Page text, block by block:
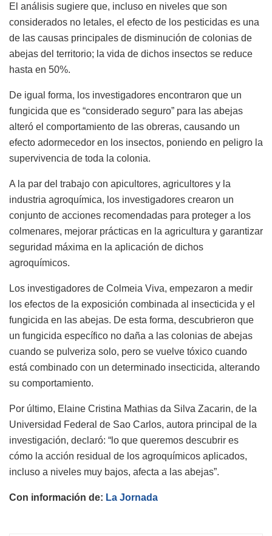
El análisis sugiere que, incluso en niveles que son
considerados no letales, el efecto de los pesticidas es una
de las causas principales de disminución de colonias de
abejas del territorio; la vida de dichos insectos se reduce
hasta en 50%.
De igual forma, los investigadores encontraron que un
fungicida que es “considerado seguro” para las abejas
alteró el comportamiento de las obreras, causando un
efecto adormecedor en los insectos, poniendo en peligro la
supervivencia de toda la colonia.
A la par del trabajo con apicultores, agricultores y la
industria agroquímica, los investigadores crearon un
conjunto de acciones recomendadas para proteger a los
colmenares, mejorar prácticas en la agricultura y garantizar
seguridad máxima en la aplicación de dichos
agroquímicos.
Los investigadores de Colmeia Viva, empezaron a medir
los efectos de la exposición combinada al insecticida y el
fungicida en las abejas. De esta forma, descubrieron que
un fungicida específico no daña a las colonias de abejas
cuando se pulveriza solo, pero se vuelve tóxico cuando
está combinado con un determinado insecticida, alterando
su comportamiento.
Por último, Elaine Cristina Mathias da Silva Zacarin, de la
Universidad Federal de Sao Carlos, autora principal de la
investigación, declaró: “lo que queremos descubrir es
cómo la acción residual de los agroquímicos aplicados,
incluso a niveles muy bajos, afecta a las abejas”.
Con información de: La Jornada